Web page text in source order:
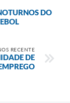
DO
RECENTE
DE